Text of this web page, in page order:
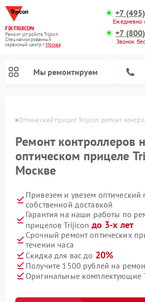
FIX-TRIJICON
Ремонт устройств Trijicon
Специализированный
cервисный центр г.Москва
+7
Ежедневно
+7
Звонок
Мы ремонтируем
Оптический прицел Trijicon ремонт
Ремонт контроллеров
оптическом прицеле
Москве
Привезем и увезем оптический
собственной доставкой
Гарантия на наши работы по
прицелов Trijicon до 3-х лет
Срочный ремонт оптических
течении часа
Скидка для вас до 20%
Получите 1500 рублей на
Оригинальные комплектующие